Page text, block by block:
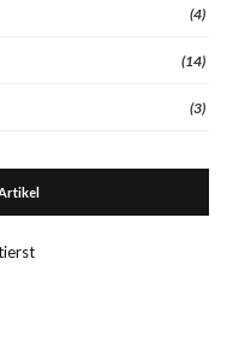
(4)
(14)
(3)